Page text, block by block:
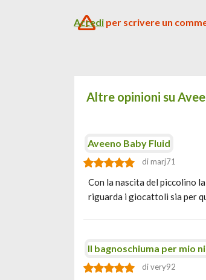
Accedi per scrivere un
Altre opinioni su
Aveeno Baby Fluid
di marj71
Con la nascita del piccolino
riguarda i giocattoli sia per
Il bagnoschiuma per mio
di very92